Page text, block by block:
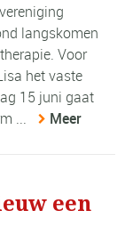
langskomen
Voor
het vaste
15 juni gaat
...
Meer
een